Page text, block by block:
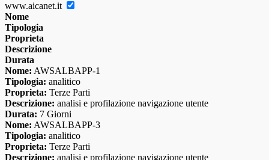
www.aicanet.it
Nome
Tipologia
Proprieta
Descrizione
Durata
Nome: AWSALBAPP-1
Tipologia: analitico
Proprieta: Terze Parti
Descrizione: analisi e profilazione navigazione utente
Durata: 7 Giorni
Nome: AWSALBAPP-3
Tipologia: analitico
Proprieta: Terze Parti
Descrizione: analisi e profilazione navigazione utente